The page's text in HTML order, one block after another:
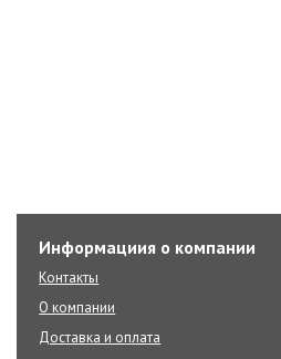
Информациия о компании
Контакты
О компании
Доставка и оплата